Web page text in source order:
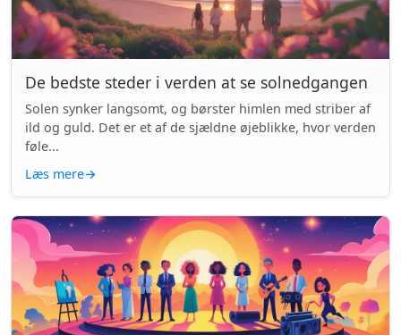
De bedste steder i verden at se solnedgangen
Solen synker langsomt, og børster himlen med striber af
ild og guld. Det er et af de sjældne øjeblikke, hvor verden
føle...
Læs mere→